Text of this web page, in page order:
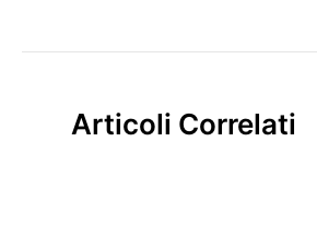
Articoli Correlati